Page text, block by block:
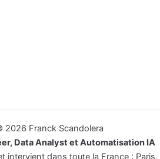
2026 Franck Scandolera
Data Analyst et Automatisation IA
intervient dans toute la France : Paris,